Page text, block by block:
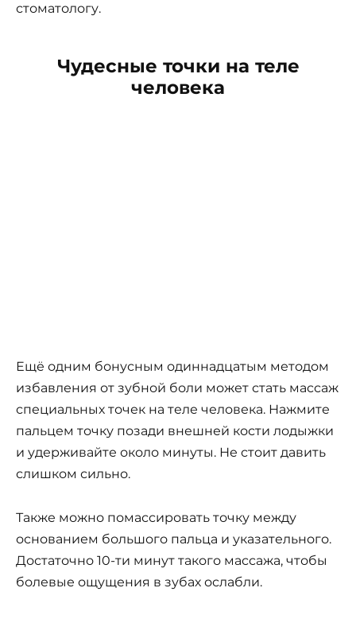
стоматологу.
Чудесные точки на теле
человека
Ещё одним бонусным одиннадцатым методом
избавления от зубной боли может стать массаж
специальных точек на теле человека. Нажмите
пальцем точку позади внешней кости лодыжки
и удерживайте около минуты. Не стоит давить
слишком сильно.
Также можно помассировать точку между
основанием большого пальца и указательного.
Достаточно 10-ти минут такого массажа, чтобы
болевые ощущения в зубах ослабли.